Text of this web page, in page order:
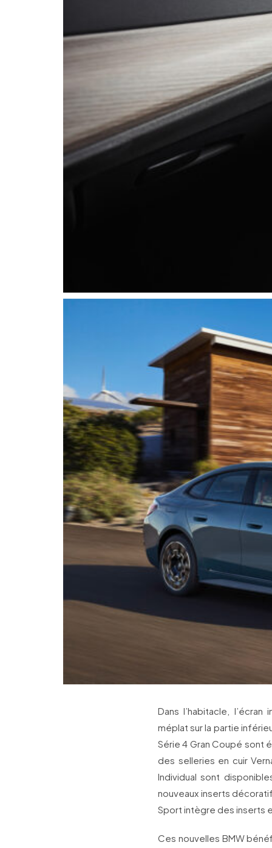
Dans l’habitacle,
méplat sur la partie
Série 4 Gran Coupé sont
des selleries en cuir
Individual sont
nouveaux inserts
Sport intègre des inserts
Ces nouvelles BMW